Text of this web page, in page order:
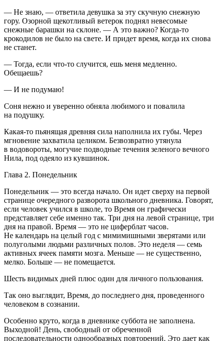
— Не знаю, — ответила девушка за эту скучную снежную
гору. Озорной щекотливый ветерок поднял невесомые
снежные барашки на склоне. — А это важно? Когда-то
крокодилов не было на свете. И придет время, когда их снова
не станет.
— Тогда, если что-то случится, ешь меня медленно.
Обещаешь?
— И не подумаю!
Соня нежно и уверенно обняла любимого и повалила
на подушку.
Какая-то пьянящая древняя сила наполнила их губы. Через
мгновение захватила целиком. Безвозвратно утянула
в водовороты, могучие подводные течения зеленого вечного
Нила, под одеяло из кувшинок.
Глава 2. Понедельник
Понедельник — это всегда начало. Он идет сверху на первой
странице очередного разворота школьного дневника. Говорят,
если человек учился в школе, то Время он графически
представляет себе именно так. Три дня на левой странице, три
дня на правой. Время — это не циферблат часов.
Не календарь на целый год с мимимишными зверятами или
полуголыми людьми различных полов. Это неделя — семь
активных ячеек памяти мозга. Меньше — не существенно,
мелко. Больше — не помещается.
Шесть видимых дней плюс один для личного пользования.
Так оно выглядит, Время, до последнего дня, проведенного
человеком в сознании.
Особенно круто, когда в дневнике суббота не заполнена.
Выходной! День, свободный от обреченной
последовательности однообразных повторений. Это дает как